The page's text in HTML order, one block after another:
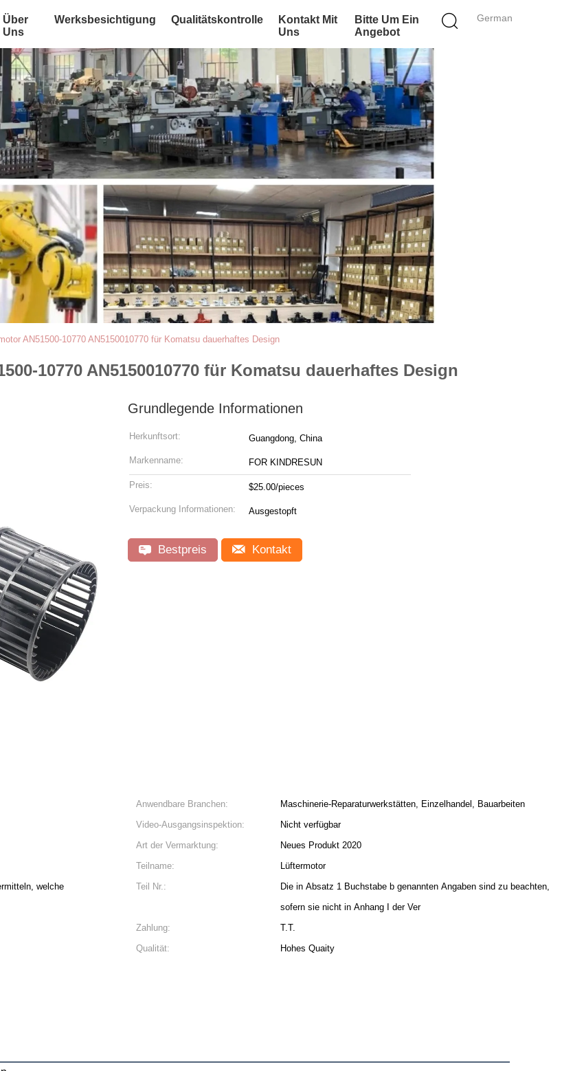
German
Über
Uns
Werksbesichtigung Qualitätskontrolle
Kontakt Mit
Uns
Bitte Um Ein
Angebot
AN51500-10770 AN5150010770 für Komatsu dauerhaftes Design
10770 AN5150010770 für Komatsu dauerhaftes Design
Grundlegende Informationen
Herkunftsort: Guangdong, China
Markenname: FOR KINDRESUN
Preis: $25.00/pieces
Verpackung Informationen: Ausgestopft
Bestpreis Kontakt
Anwendbare Branchen:
Maschinerie-Reparaturwerkstätten, Einzelhandel, Bauarbeiten
Video-Ausgangsinspektion:
Nicht verfügbar
Art der Vermarktung:
Neues Produkt 2020
Teilname:
Lüftermotor
welche
Teil Nr.:
Die in Absatz 1 Buchstabe b genannten Angaben sind zu beachten,
sofern sie nicht in Anhang I der Ver
Zahlung:
T.T.
Qualität:
Hohes Quaity